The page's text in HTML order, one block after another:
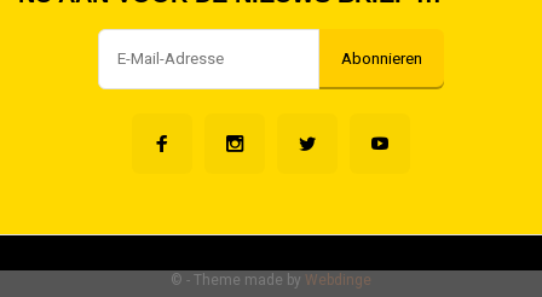
Abonnieren
© - Theme made by Webdinge